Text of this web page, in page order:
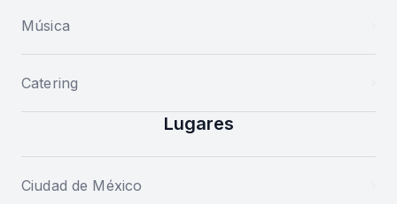
Música
Catering
Lugares
Ciudad de México